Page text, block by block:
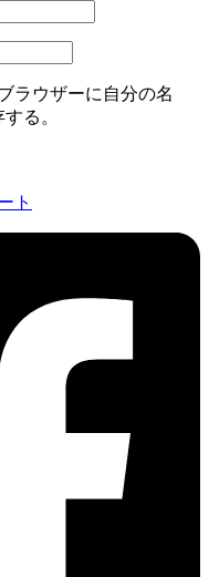
ラウザーに自分の名
る。
ト